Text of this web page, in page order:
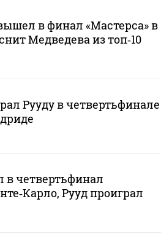
в финал «Мастерса» в
Медведева из топ‑10
Рууду в четвертьфинале
четвертьфинал
Рууд проиграл